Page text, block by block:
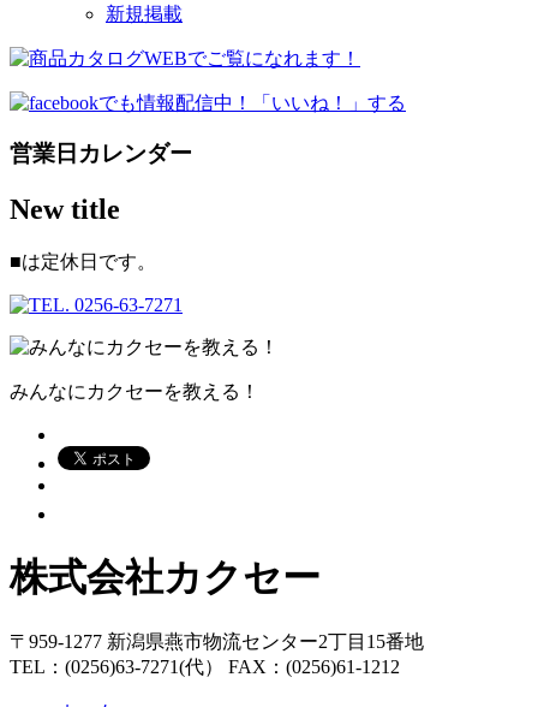
新規掲載
営業日カレンダー
New title
■は定休日です。
みんなにカクセーを教える！
株式会社カクセー
〒959-1277 新潟県燕市物流センター2丁目15番地
TEL：(0256)63-7271(代） FAX：(0256)61-1212